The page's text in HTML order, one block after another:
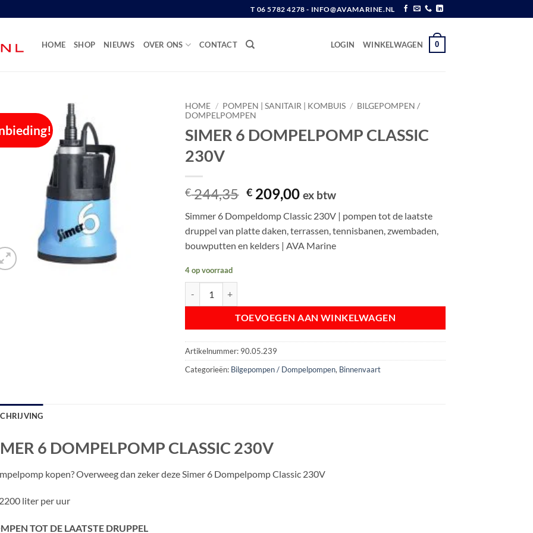
T 06 5782 4278 - INFO@AVAMARINE.NL
HOME SHOP NIEUWS OVER ONS CONTACT LOGIN WINKELWAGEN 0
HOME / POMPEN | SANITAIR | KOMBUIS / BILGEPOMPEN /
DOMPELPOMPEN
SIMER 6 DOMPELPOMP CLASSIC
230V
€244,35 Oorspronkelijke
was:
€ 244,35.
€209,00Huidige
is:
€ 209,00.
ex btw
Simmer 6 Dompeldomp Classic 230V | pompen tot de laatste
druppel van platte daken, terrassen, tennisbanen, zwembaden,
bouwputten en kelders | AVA Marine
4 op voorraad
TOEVOEGEN AAN WINKELWAGEN
Artikelnummer: 90.05.239
Categorieën: Bilgepompen / Dompelpompen, Binnenvaart
6 DOMPELPOMP CLASSIC 230V
kopen? Overweeg dan zeker deze Simer 6 Dompelpomp Classic 230V
liter per uur
TOT DE LAATSTE DRUPPEL